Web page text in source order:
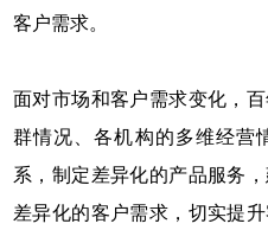
客户需求。
面对市场和客户需求变化，
群情况、各机构的多维经营
系，制定差异化的产品服务
差异化的客户需求，切实提